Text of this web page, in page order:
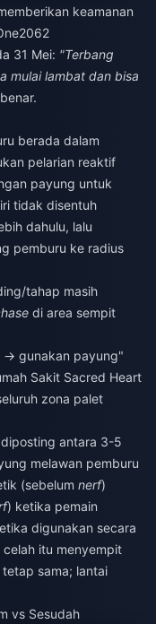
keamanan
31 Mei: "Terbang
mulai lambat dan bisa
berada dalam
pelarian reaktif
payung untuk
tidak disentuh
dahulu, lalu
pemburu ke radius
tahap masih
di area sempit
→ gunakan payung"
Sakit Sacred Heart
zona palet
antara 3-5
melawan pemburu
(sebelum nerf)
) ketika pemain
digunakan secara
itu menyempit
sama; lantai
vs Sesudah